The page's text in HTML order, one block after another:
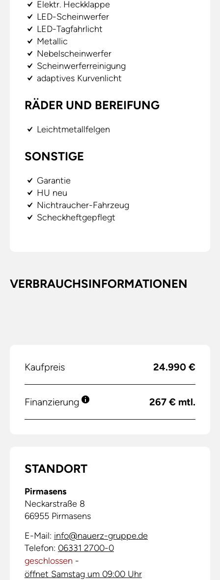
Elektr. Heckklappe
LED-Scheinwerfer
LED-Tagfahrlicht
Metallic
Nebelscheinwerfer
Scheinwerferreinigung
adaptives Kurvenlicht
RÄDER UND BEREIFUNG
Leichtmetallfelgen
SONSTIGE
Garantie
HU neu
Nichtraucher-Fahrzeug
Scheckheftgepflegt
VERBRAUCHSINFORMATIONEN
Kaufpreis 24.990 €
Finanzierung 267 € mtl.
STANDORT
Pirmasens
Neckarstraße 8
66955 Pirmasens
E-Mail: info@nauerz-gruppe.de
Telefon: 06331 2700-0
geschlossen -
öffnet Samstag um 09:00 Uhr